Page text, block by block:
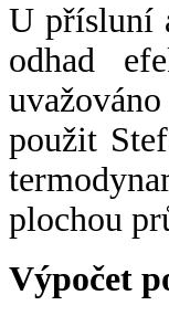
U přísluní
odhad
použit
plochou
Výpočet